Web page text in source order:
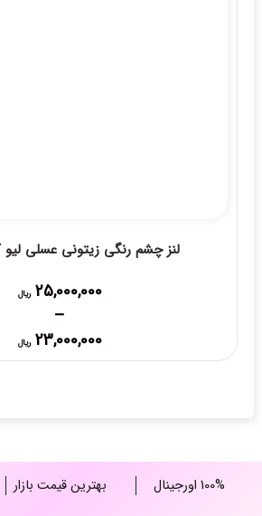
لنز چشم رنگی زیتونی عسلی لیو
25,000,000 ریال
–
23,000,000 ریال
Price
range:
100% اورجینال بهترین قیمت بازار